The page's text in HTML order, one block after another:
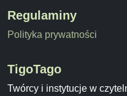
Regulaminy
Polityka prywatności
TigoTago
Twórcy i instytucje w